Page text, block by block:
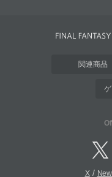
関連商品
X/